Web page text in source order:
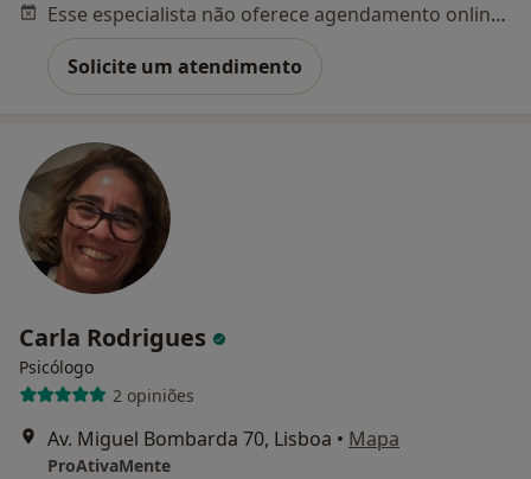
Esse especialista não oferece agendamento online para esse endereço.
Solicite um atendimento
Carla Rodrigues
Psicólogo
2 opiniões
Av. Miguel Bombarda 70, Lisboa • Mapa
ProAtivaMente